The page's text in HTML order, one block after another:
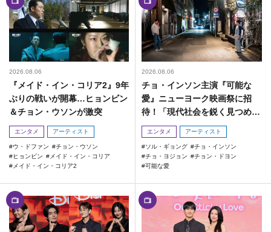
2026.08.06
『メイド・イン・コリア2』9年
ぶりの戦いが開幕…ヒョンビン
＆チョン・ウソンが激突
エンタメ アーティスト
ウ・ドファン
チョン・ウソン
ヒョンビン
メイド・イン・コリア
メイド・イン・コリア2
2026.08.06
チョ・インソン主演『可能な
愛』ニューヨーク映画祭に招
待！「現代社会を鋭く見つめた
作品」
エンタメ アーティスト
ソル・ギョング
チョ・インソン
チョ・ヨジョン
チョン・ドヨン
可能な愛